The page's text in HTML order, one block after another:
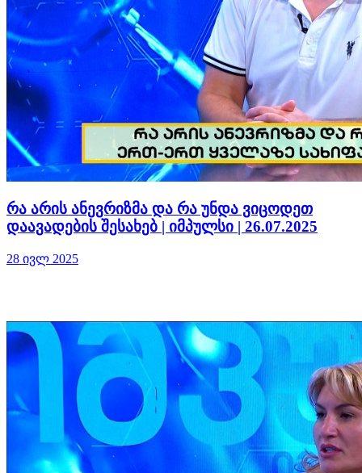
რა არის ანევრიზმა და რა უნდა ვიცოდეთ
დაავადების შესახებ | იმპულსი | 26.07.2025
28 ივლ 2025